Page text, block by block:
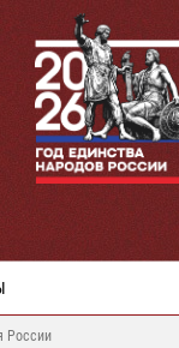
России